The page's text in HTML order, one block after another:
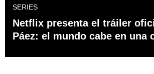
SERIES
Netflix presenta el tráiler
Páez: el mundo cabe en una